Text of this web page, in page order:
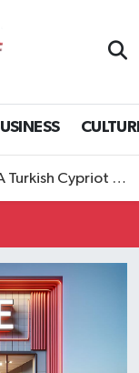
is now available to watch